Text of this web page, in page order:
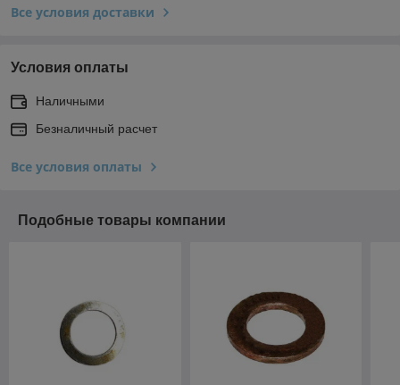
Все условия доставки
Условия оплаты
Наличными
Безналичный расчет
Все условия оплаты
Подобные товары компании